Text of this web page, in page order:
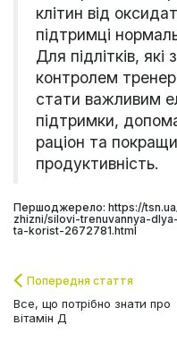
клітин від
підтримці
Для підлітків,
контролем
стати важливим
підтримки,
раціон та
продуктивність.
Першоджерело: https://
zhizni/silovi-trenuvannya-
ta-korist-2672781.html
Попередня стаття
Все, що потрібно знати про
вітамін Д